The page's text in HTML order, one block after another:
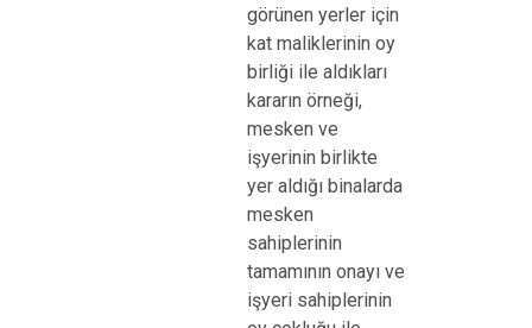
görünen yerler için
kat maliklerinin oy
birliği ile aldıkları
kararın örneği,
mesken ve
işyerinin birlikte
yer aldığı binalarda
mesken
sahiplerinin
tamamının onayı ve
işyeri sahiplerinin